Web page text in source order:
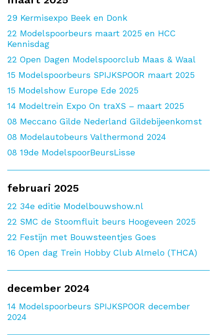
29 Kermisexpo Beek en Donk
22 Modelspoorbeurs maart 2025 en HCC
Kennisdag
22 Open Dagen Modelspoorclub Maas & Waal
15 Modelspoorbeurs SPIJKSPOOR maart 2025
15 Modelshow Europe Ede 2025
14 Modeltrein Expo On traXS – maart 2025
08 Meccano Gilde Nederland Gildebijeenkomst
08 Modelautobeurs Valthermond 2024
08 19de ModelspoorBeursLisse
februari 2025
22 34e editie Modelbouwshow.nl
22 SMC de Stoomfluit beurs Hoogeveen 2025
22 Festijn met Bouwsteentjes Goes
16 Open dag Trein Hobby Club Almelo (THCA)
december 2024
14 Modelspoorbeurs SPIJKSPOOR december
2024